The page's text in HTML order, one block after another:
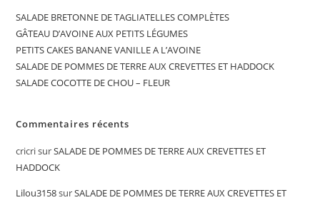
SALADE BRETONNE DE TAGLIATELLES COMPLÈTES
GÂTEAU D’AVOINE AUX PETITS LÉGUMES
PETITS CAKES BANANE VANILLE A L’AVOINE
SALADE DE POMMES DE TERRE AUX CREVETTES ET HADDOCK
SALADE COCOTTE DE CHOU – FLEUR
Commentaires récents
cricrisurSALADE DE POMMES DE TERRE AUX CREVETTES ET
HADDOCK
Lilou3158surSALADE DE POMMES DE TERRE AUX CREVETTES ET